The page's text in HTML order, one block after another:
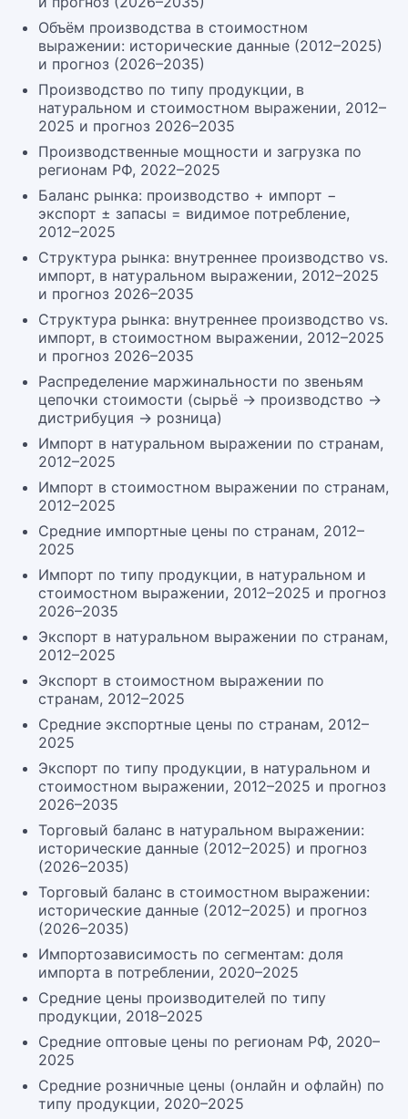
Объём производства в стоимостном
выражении: исторические данные (2012–2025)
и прогноз (2026–2035)
Производство по типу продукции, в
натуральном и стоимостном выражении, 2012–
2025 и прогноз 2026–2035
Производственные мощности и загрузка по
регионам РФ, 2022–2025
Баланс рынка: производство + импорт −
экспорт ± запасы = видимое потребление,
2012–2025
Структура рынка: внутреннее производство vs.
импорт, в натуральном выражении, 2012–2025
и прогноз 2026–2035
Структура рынка: внутреннее производство vs.
импорт, в стоимостном выражении, 2012–2025
и прогноз 2026–2035
Распределение маржинальности по звеньям
цепочки стоимости (сырьё → производство →
дистрибуция → розница)
Импорт в натуральном выражении по странам,
2012–2025
Импорт в стоимостном выражении по странам,
2012–2025
Средние импортные цены по странам, 2012–
2025
Импорт по типу продукции, в натуральном и
стоимостном выражении, 2012–2025 и прогноз
2026–2035
Экспорт в натуральном выражении по странам,
2012–2025
Экспорт в стоимостном выражении по
странам, 2012–2025
Средние экспортные цены по странам, 2012–
2025
Экспорт по типу продукции, в натуральном и
стоимостном выражении, 2012–2025 и прогноз
2026–2035
Торговый баланс в натуральном выражении:
исторические данные (2012–2025) и прогноз
(2026–2035)
Торговый баланс в стоимостном выражении:
исторические данные (2012–2025) и прогноз
(2026–2035)
Импортозависимость по сегментам: доля
импорта в потреблении, 2020–2025
Средние цены производителей по типу
продукции, 2018–2025
Средние оптовые цены по регионам РФ, 2020–
2025
Средние розничные цены (онлайн и офлайн) по
типу продукции, 2020–2025